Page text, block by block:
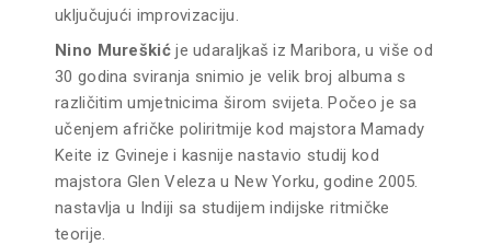
uključujući improvizaciju.
Nino Mureškićje udaraljkaš iz Maribora, u više od
30 godina sviranja snimio je velik broj albuma s
različitim umjetnicima širom svijeta. Počeo je sa
učenjem afričke poliritmije kod majstora Mamady
Keite iz Gvineje i kasnije nastavio studij kod
majstora Glen Veleza u New Yorku, godine 2005.
nastavlja u Indiji sa studijem indijske ritmičke
teorije.